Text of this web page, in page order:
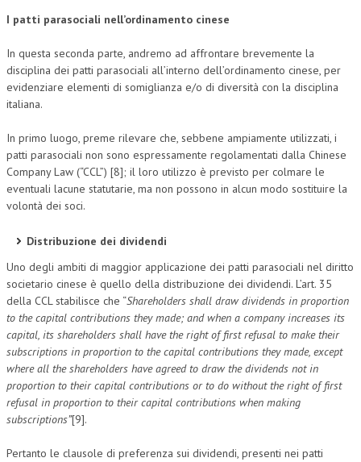
I patti parasociali nell’ordinamento cinese
In questa seconda parte, andremo ad affrontare brevemente la
disciplina dei patti parasociali all’interno dell’ordinamento cinese, per
evidenziare elementi di somiglianza e/o di diversità con la disciplina
italiana.
In primo luogo, preme rilevare che, sebbene ampiamente utilizzati, i
patti parasociali non sono espressamente regolamentati dalla Chinese
Company Law (“CCL”) [8]; il loro utilizzo è previsto per colmare le
eventuali lacune statutarie, ma non possono in alcun modo sostituire la
volontà dei soci.
Distribuzione dei dividendi
Uno degli ambiti di maggior applicazione dei patti parasociali nel diritto
societario cinese è quello della distribuzione dei dividendi. L’art. 35
della CCL stabilisce che “Shareholders shall draw dividends in proportion
to the capital contributions they made; and when a company increases its
capital, its shareholders shall have the right of first refusal to make their
subscriptions in proportion to the capital contributions they made, except
where all the shareholders have agreed to draw the dividends not in
proportion to their capital contributions or to do without the right of first
refusal in proportion to their capital contributions when making
subscriptions”[9].
Pertanto le clausole di preferenza sui dividendi, presenti nei patti